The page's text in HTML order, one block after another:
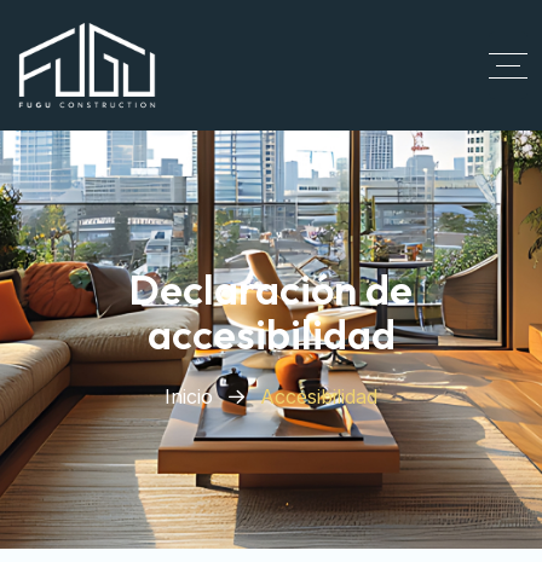
Declaración de
accesibilidad
Inicio Accesibilidad